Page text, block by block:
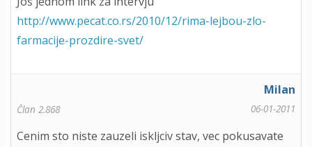
http://www.pecat.co.rs/2010/12/rima-lejbou-zlo-
farmacije-prozdire-svet/
Milan
Član 2.868 06-01-2011
Cenim sto niste zauzeli iskljciv stav, vec pokusavate